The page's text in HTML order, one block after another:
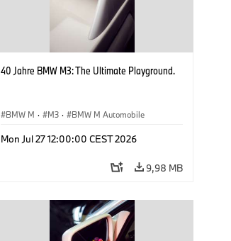
40 Jahre BMW M3: The Ultimate Playground.
BMW M · M3 · BMW M Automobile
Mon Jul 27 12:00:00 CEST 2026
9,98 MB